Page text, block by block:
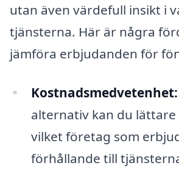
utan även värdefull insikt i
tjänsterna. Här är några
jämföra erbjudanden för
Kostnadsmedvetenhet:
alternativ kan du
vilket företag som
förhållande till